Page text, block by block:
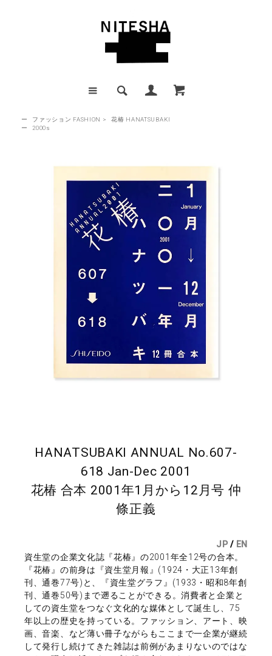
ー ファッション FASHION >
花椿 HANATSUBAKI
ー
2000s
HANATSUBAKI ANNUAL No.607-
618 Jan-Dec 2001
花椿 合本 2001年1月から12月号 仲
條正義
JP / EN
資生堂の企業文化誌『花椿』の2001年全12号の合本。
『花椿』の前身は『資生堂月報』(1924・大正13年創
刊、通巻77号)と、『資生堂グラフ』(1933・昭和8年創
刊、通巻50号)まで遡ることができる。消費者と企業と
しての資生堂をつなぐ文化的な媒体として誕生し、75
年以上の歴史を持っている。ファッション、アート、映
画、音楽、など薄い冊子ながらもここまで一企業が継続
して発行し続けてきた雑誌は前例があまりないのではな